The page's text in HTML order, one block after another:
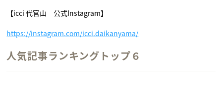
【icci 代官山 公式Instagram】
https://instagram.com/icci.daikanyama/
人気記事ランキングトップ６